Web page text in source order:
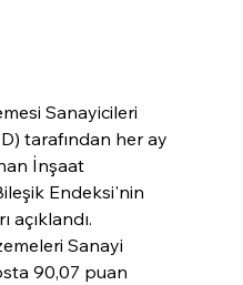
Sanayicileri
tarafından her ay
İnşaat
Endeksi'nin
açıklandı.
Sanayi
90,07 puan